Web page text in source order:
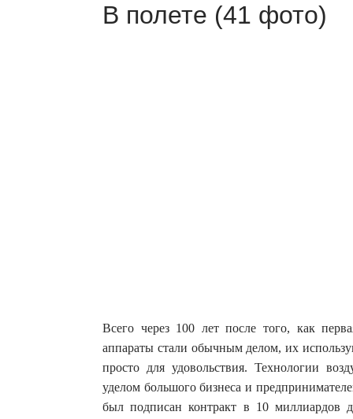
В полете (41 фото)
Всего через 100 лет после того, как
аппараты стали обычным делом, их
просто для удовольствия.Технологии
уделом большого бизнеса и
был подписан контракт в 10 миллиардов